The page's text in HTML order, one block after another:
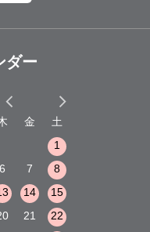
ダー
金
土
1
6 7
8
14
15
21
22